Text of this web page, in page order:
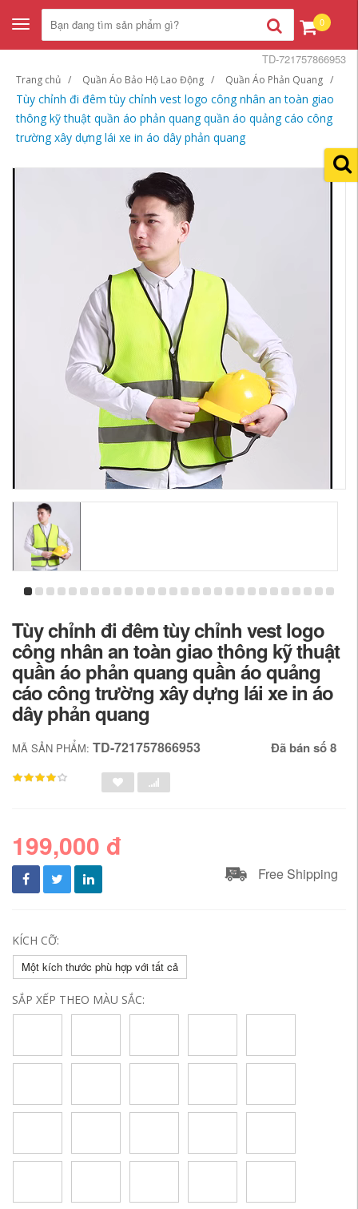
Toggle
navigation
0
Trang chủ Quần Áo Bảo Hộ Lao Động Quần Áo Phản Quang
Tùy chỉnh đi đêm tùy chỉnh vest logo công nhân an toàn giao
thông kỹ thuật quần áo phản quang quần áo quảng cáo công
trường xây dựng lái xe in áo dây phản quang
TD-721757866953
Tùy chỉnh đi đêm tùy chỉnh vest logo
công nhân an toàn giao thông kỹ thuật
quần áo phản quang quần áo quảng
cáo công trường xây dựng lái xe in áo
dây phản quang
MÃ SẢN PHẨM: TD-721757866953 Đã bán số 8
199,000 đ
Free Shipping
KÍCH CỠ:
Một kích thước phù hợp với tất cả
SẮP XẾP THEO MÀU SẮC: